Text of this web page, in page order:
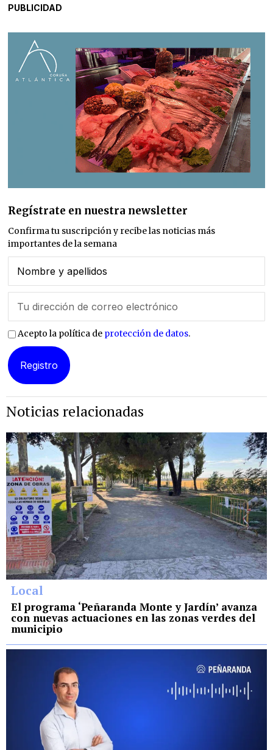
PUBLICIDAD
Regístrate en nuestra newsletter
Confirma tu suscripción y recibe las noticias más
importantes de la semana
Acepto la política de protección de datos.
Noticias relacionadas
Local
El programa ‘Peñaranda Monte y Jardín’ avanza
con nuevas actuaciones en las zonas verdes del
municipio